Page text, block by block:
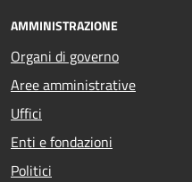
AMMINISTRAZIONE
Organi di governo
Aree amministrative
Uffici
Enti e fondazioni
Politici